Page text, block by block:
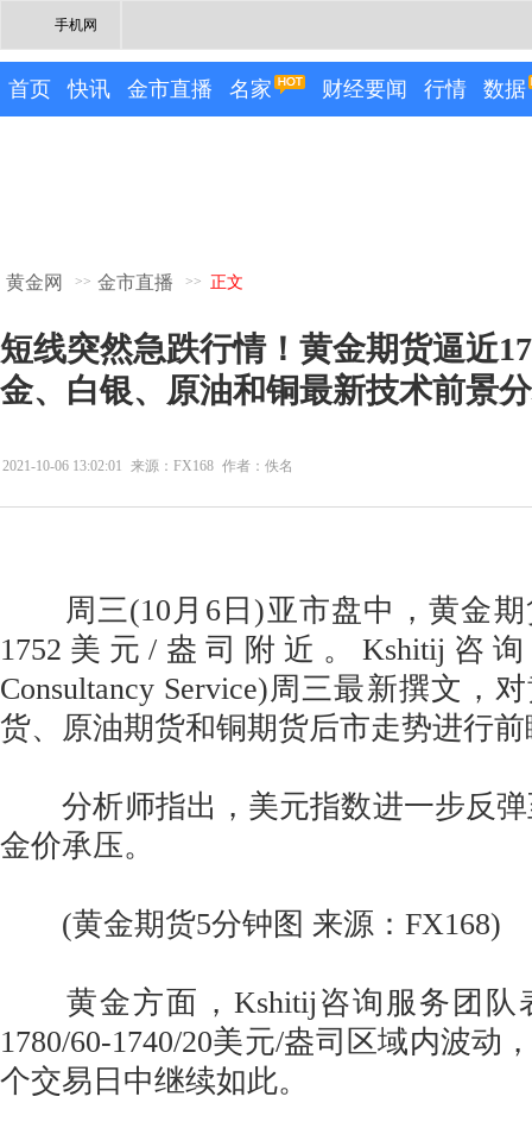
手机网
首页 快讯 金市直播 名家 财经要闻 行情 数据
黄金网 >> 金市直播 >> 正文
短线突然急跌行情！黄金期货逼近
金、白银、原油和铜最新技术前景
2021-10-06 13:02:01 来源：FX168 作者：佚名
周三(10月6日)亚市盘中，黄金期
1752美元/盎司附近。Kshitij咨
Consultancy Service)周三最新撰文，
货、原油期货和铜期货后市走势进行
分析师指出，美元指数进一步反弹
金价承压。
(黄金期货5分钟图 来源：FX168)
黄金方面，Kshitij咨询服务团队
1780/60-1740/20美元/盎司区域内波动
个交易日中继续如此。